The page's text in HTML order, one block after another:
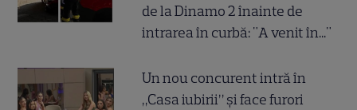
de la Dinamo 2 înainte de
intrarea în curbă: "A venit în..."
Un nou concurent intră în
„Casa iubirii” și face furori